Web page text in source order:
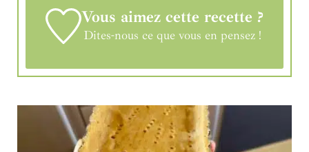
Vous aimez cette recette ?
Dites-nous ce que vous en pensez !